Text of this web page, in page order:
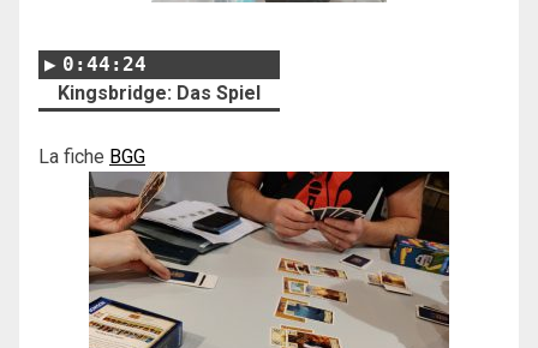
0:44:24
Kingsbridge: Das Spiel
La fiche BGG